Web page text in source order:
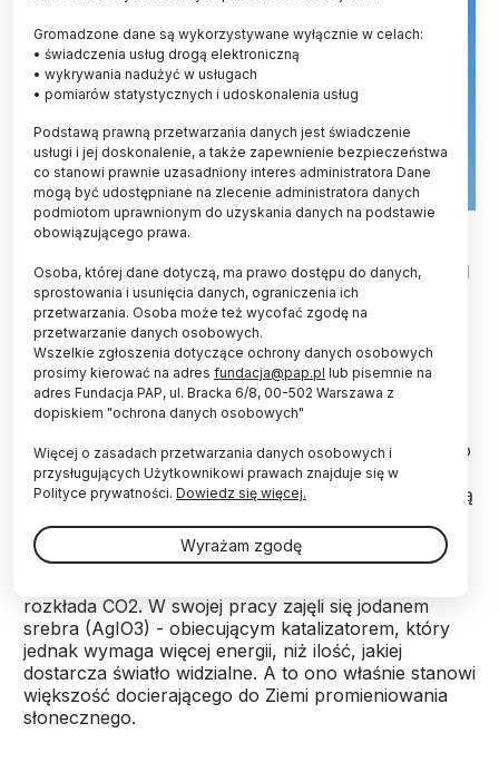
Fot. Fotolia
Japońscy naukowcy stworzyli materiał, który pod
wpływem promieni słonecznych rozkłada
dwutlenek węgla. To może być sposób na
zmniejszenie ocieplenia klimatu - twierdzą.
Jak przypominają naukowcy z Nagoya Institute of
Technology, jedna ze strategii ograniczenia ilości
dwutlenku węgla (CO2) w atmosferze polega na jego
rozkładaniu z pomocą fotokatalizatorów. Są to
materiały, które absorbują energię świetlną i ułatwiają
rozkłada CO2. W swojej pracy zajęli się jodanem
srebra (AgIO3) - obiecującym katalizatorem, który
jednak wymaga więcej energii, niż ilość, jakiej
dostarcza światło widzialne. A to ono właśnie stanowi
większość docierającego do Ziemi promieniowania
słonecznego.
Gromadzone dane są wykorzystywane wyłącznie w celach:
• świadczenia usług drogą elektroniczną
• wykrywania nadużyć w usługach
• pomiarów statystycznych i udoskonalenia usług
Podstawą prawną przetwarzania danych jest świadczenie
usługi i jej doskonalenie, a także zapewnienie bezpieczeństwa
co stanowi prawnie uzasadniony interes administratora Dane
mogą być udostępniane na zlecenie administratora danych
podmiotom uprawnionym do uzyskania danych na podstawie
obowiązującego prawa.
Osoba, której dane dotyczą, ma prawo dostępu do danych,
sprostowania i usunięcia danych, ograniczenia ich
przetwarzania. Osoba może też wycofać zgodę na
przetwarzanie danych osobowych.
Wszelkie zgłoszenia dotyczące ochrony danych osobowych
prosimy kierować na adres fundacja@pap.pl lub pisemnie na
adres Fundacja PAP, ul. Bracka 6/8, 00-502 Warszawa z
dopiskiem "ochrona danych osobowych"
Więcej o zasadach przetwarzania danych osobowych i
przysługujących Użytkownikowi prawach znajduje się w
Polityce prywatności. Dowiedz się więcej.
Wyrażam zgodę